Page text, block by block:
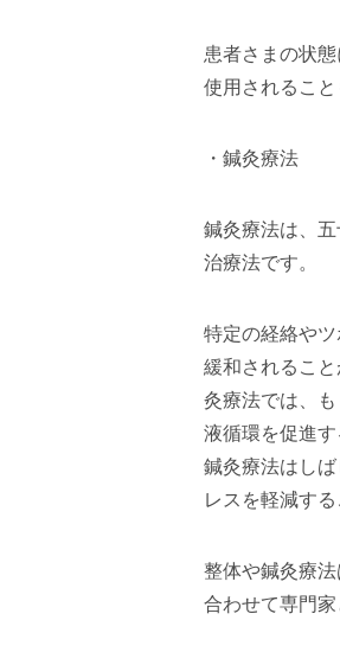
患者さまの状
使用されること
・鍼灸療法
鍼灸療法は、
治療法です。
特定の経絡や
緩和されること
灸療法では、
液循環を促進す
鍼灸療法はし
レスを軽減する
整体や鍼灸療
合わせて専門家